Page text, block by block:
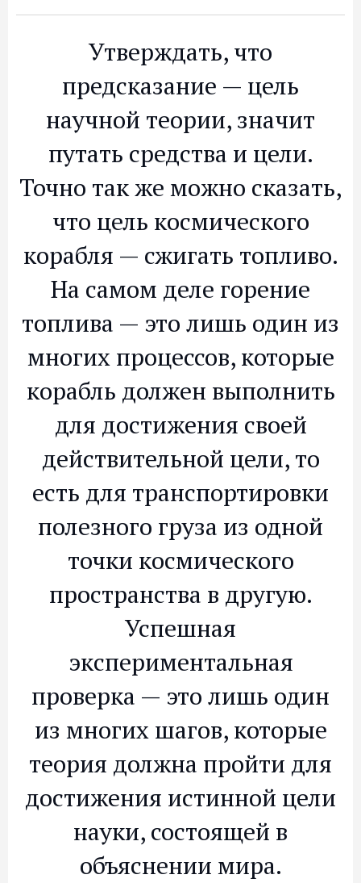
Утверждать, что
предсказание — цель
научной теории, значит
путать средства и цели.
Точно так же можно сказать,
что цель космического
корабля — сжигать топливо.
На самом деле горение
топлива — это лишь один из
многих процессов, которые
корабль должен выполнить
для достижения своей
действительной цели, то
есть для транспортировки
полезного груза из одной
точки космического
пространства в другую.
Успешная
экспериментальная
проверка — это лишь один
из многих шагов, которые
теория должна пройти для
достижения истинной цели
науки, состоящей в
объяснении мира.